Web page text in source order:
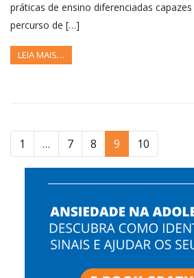
práticas de ensino diferenciadas
percurso de […]
LEIA MAIS…
1 … 7 8 9 10